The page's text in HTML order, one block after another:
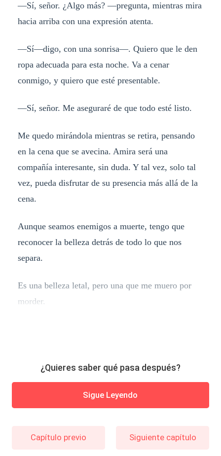
—Sí, señor. ¿Algo más? —pregunta, mientras mira
hacia arriba con una expresión atenta.
—Sí—digo, con una sonrisa—. Quiero que le den
ropa adecuada para esta noche. Va a cenar
conmigo, y quiero que esté presentable.
—Sí, señor. Me aseguraré de que todo esté listo.
Me quedo mirándola mientras se retira, pensando
en la cena que se avecina. Amira será una
compañía interesante, sin duda. Y tal vez, solo tal
vez, pueda disfrutar de su presencia más allá de la
cena.
Aunque seamos enemigos a muerte, tengo que
reconocer la belleza detrás de todo lo que nos
separa.
Es una belleza letal, pero una que me muero por
morder.
¿Quieres saber qué pasa después?
Sigue Leyendo
Capítulo previo Siguiente capítulo